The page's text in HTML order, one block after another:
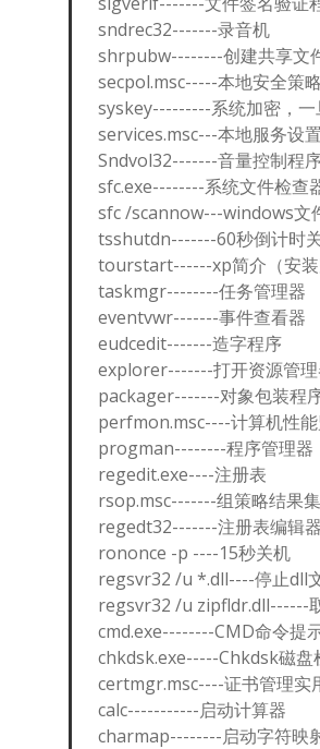
sndrec32-------录音机
shrpubw--------创建共享文
secpol.msc-----本地安全策略
syskey---------系统加密，
services.msc---本地服务设置
Sndvol32-------音量控制程
sfc.exe--------系统文件检查
sfc /scannow---windows文
tsshutdn-------60秒倒计时
tourstart------xp简介（安装
taskmgr--------任务管理器
eventvwr-------事件查看器
eudcedit-------造字程序
explorer-------打开资源管
packager-------对象包装程
perfmon.msc----计算机性
progman--------程序管理器
regedit.exe----注册表
rsop.msc-------组策略结果集
regedt32-------注册表编辑器
rononce -p ----15秒关机
regsvr32 /u *.dll----停止dll
regsvr32 /u zipfldr.dll------
cmd.exe--------CMD命令提
chkdsk.exe-----Chkdsk磁盘
certmgr.msc----证书管理实
calc-----------启动计算器
charmap--------启动字符映